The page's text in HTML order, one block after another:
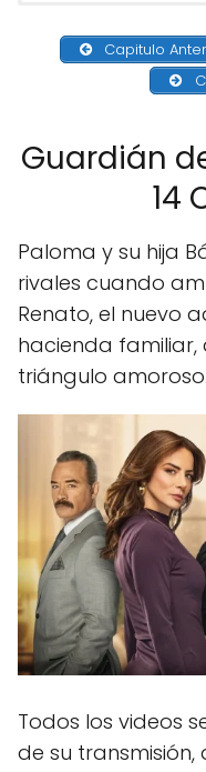
Capitulo
Guardián
14
Paloma y su hija
rivales cuando
Renato, el nuevo
hacienda
triángulo amoroso.
Todos los videos
de su